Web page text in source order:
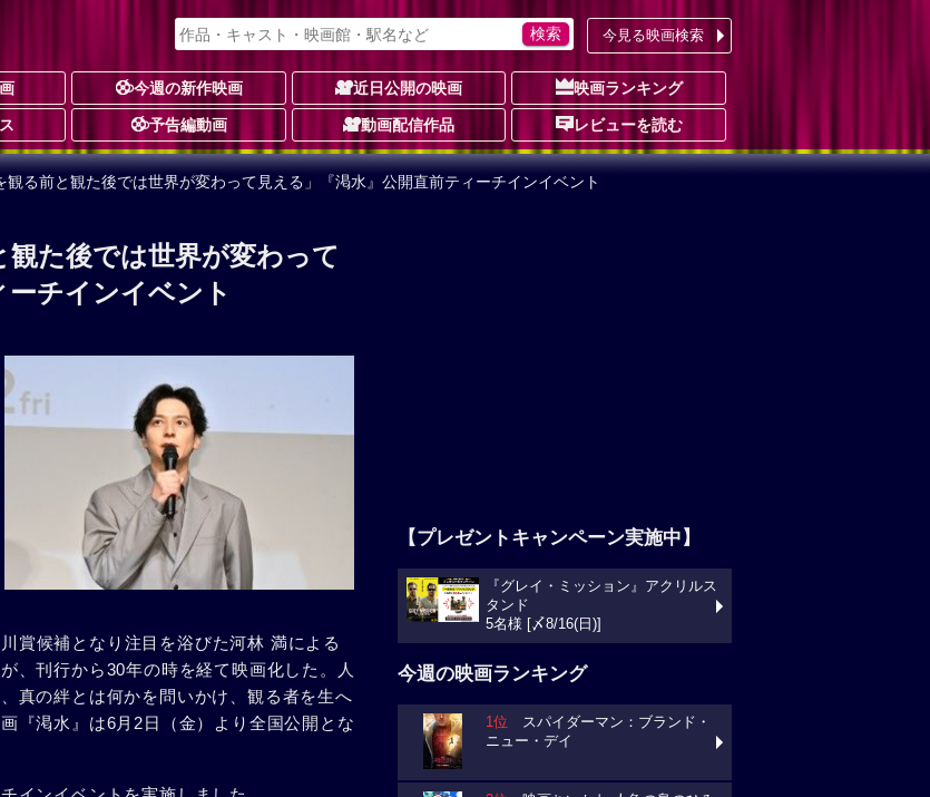
今見る映画検索
今週の新作映画 近日公開の映画 映画ランキング
予告編動画 動画配信作品 レビューを読む
る前と観た後では世界が変わって見える」『渇水』公開直前ティーチインイベント
た後では世界が変わって
ーチインイベント
賞候補となり注目を浴びた河林 満による
、刊行から30年の時を経て映画化した。人
真の絆とは何かを問いかけ、観る者を生へ
『渇水』は6月2日（金）より全国公開とな
【プレゼントキャンペーン実施中】
『グレイ・ミッション』アクリルス
タンド
5名様 [〆8/16(日)]
今週の映画ランキング
1位 スパイダーマン：ブランド・
ニュー・デイ